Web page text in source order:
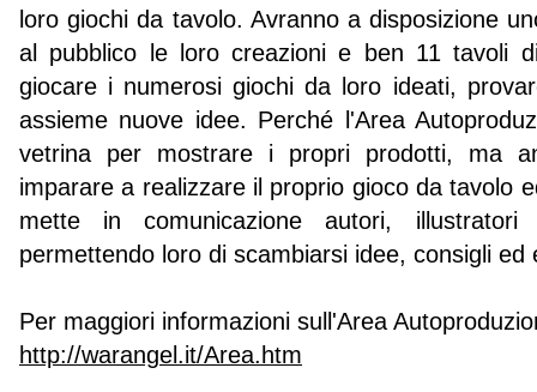
loro giochi da tavolo. Avranno a disposizione
al pubblico le loro creazioni e ben 11 tavoli
giocare i numerosi giochi da loro ideati,
assieme nuove idee. Perché l'Area
vetrina per mostrare i propri prodotti, ma
imparare a realizzare il proprio gioco da tavolo
mette in comunicazione autori,
permettendo loro di scambiarsi idee, consigli ed
Per maggiori informazioni sull'Area
http://warangel.it/Area.htm